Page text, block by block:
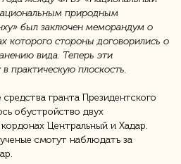
природным
был заключен меморандум о
которого стороны договорились о
вида. Теперь эти
практическую плоскость.
гранта Президентского
обустройство двух
Центральный и Хадар.
смогут наблюдать за